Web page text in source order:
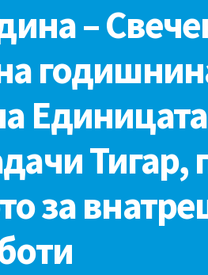
–
Тигар,
за